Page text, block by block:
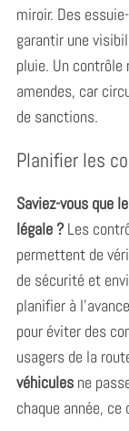
miroir. Des
garantir une
pluie. Un
amendes, car
de sanctions.
Planifier les
Saviez-vous que
légale ?Les
permettent de
de sécurité et
planifier à
pour éviter des
usagers de la
véhiculesne
chaque année,